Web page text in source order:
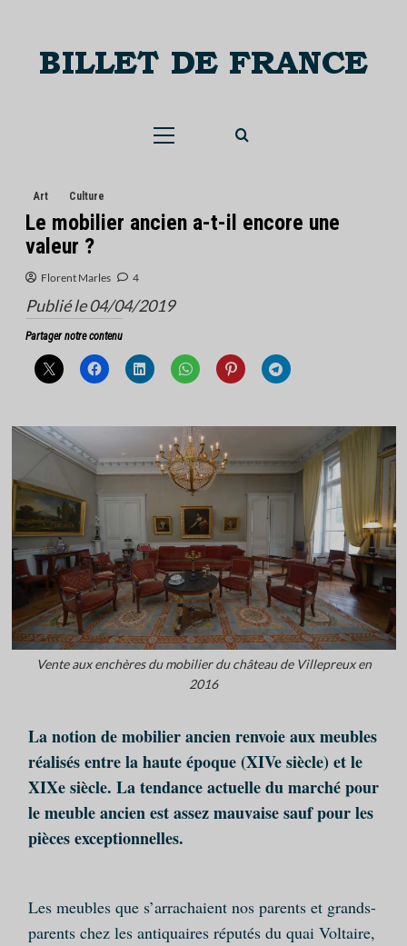
content
Menu
Art Culture
Le mobilier ancien a-t-il encore une
valeur ?
Florent Marles 4
Publié le 04/04/2019
Partager notre contenu
Vente aux enchères du mobilier du château de Villepreux en
2016
La notion de mobilier ancien renvoie aux meubles
réalisés entre la haute époque (XIVe siècle) et le
XIXe siècle. La tendance actuelle du marché pour
le meuble ancien est assez mauvaise sauf pour les
pièces exceptionnelles.
Les meubles que s’arrachaient nos parents et grands-
parents chez les antiquaires réputés du quai Voltaire,